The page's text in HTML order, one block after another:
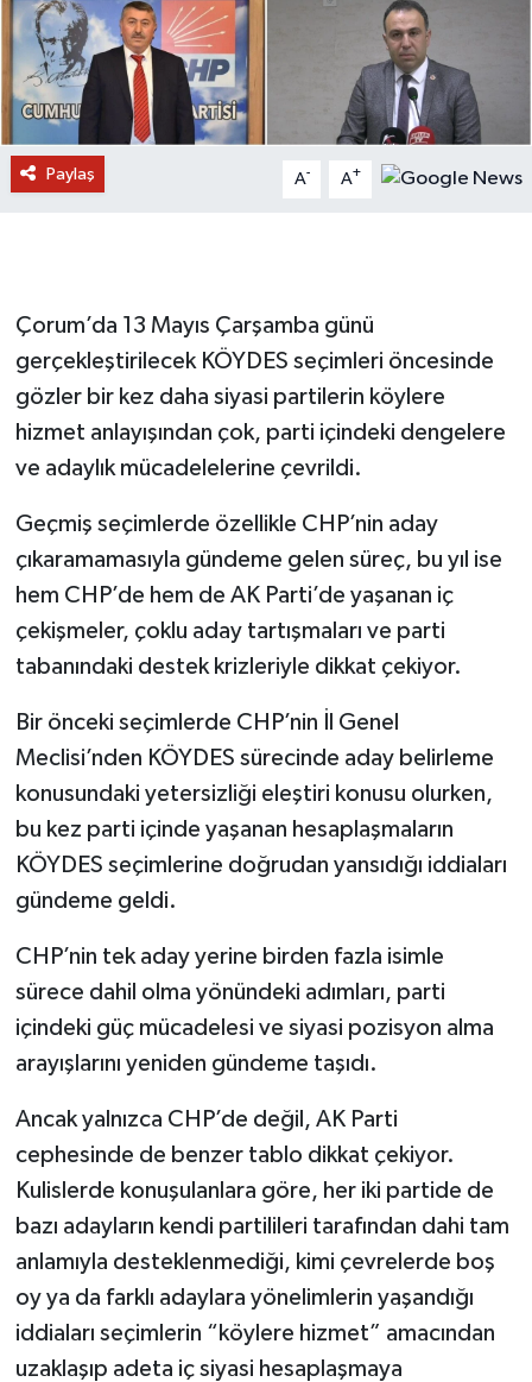
Paylaş A- A+
Çorum’da 13 Mayıs Çarşamba günü
gerçekleştirilecek KÖYDES seçimleri öncesinde
gözler bir kez daha siyasi partilerin köylere
hizmet anlayışından çok, parti içindeki dengelere
ve adaylık mücadelelerine çevrildi.
Geçmiş seçimlerde özellikle CHP’nin aday
çıkaramamasıyla gündeme gelen süreç, bu yıl ise
hem CHP’de hem de AK Parti’de yaşanan iç
çekişmeler, çoklu aday tartışmaları ve parti
tabanındaki destek krizleriyle dikkat çekiyor.
Bir önceki seçimlerde CHP’nin İl Genel
Meclisi’nden KÖYDES sürecinde aday belirleme
konusundaki yetersizliği eleştiri konusu olurken,
bu kez parti içinde yaşanan hesaplaşmaların
KÖYDES seçimlerine doğrudan yansıdığı iddiaları
gündeme geldi.
CHP’nin tek aday yerine birden fazla isimle
sürece dahil olma yönündeki adımları, parti
içindeki güç mücadelesi ve siyasi pozisyon alma
arayışlarını yeniden gündeme taşıdı.
Ancak yalnızca CHP’de değil, AK Parti
cephesinde de benzer tablo dikkat çekiyor.
Kulislerde konuşulanlara göre, her iki partide de
bazı adayların kendi partilileri tarafından dahi tam
anlamıyla desteklenmediği, kimi çevrelerde boş
oy ya da farklı adaylara yönelimlerin yaşandığı
iddiaları seçimlerin “köylere hizmet” amacından
uzaklaşıp adeta iç siyasi hesaplaşmaya